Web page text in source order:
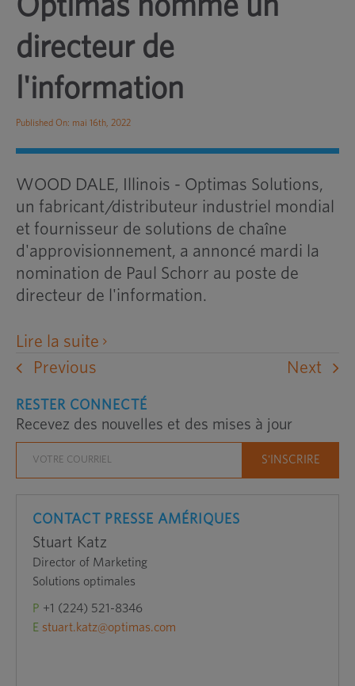
Optimas nomme un
directeur de
l'information
Published On: mai 16th, 2022
WOOD DALE, Illinois - Optimas Solutions,
un fabricant/distributeur industriel mondial
et fournisseur de solutions de chaîne
d'approvisionnement, a annoncé mardi la
nomination de Paul Schorr au poste de
directeur de l'information.
Lire la suiteouvre
Web
externe
dans
une
fenêtre
Previous Next
RESTER CONNECTÉ
Recevez des nouvelles et des mises à jour
CONTACT PRESSE AMÉRIQUES
Stuart Katz
Director of Marketing
Solutions optimales
P +1 (224) 521-8346
E stuart.katz@optimas.com